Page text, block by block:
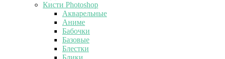
Кисти Photoshop
Акварельные
Аниме
Бабочки
Базовые
Блестки
Блики